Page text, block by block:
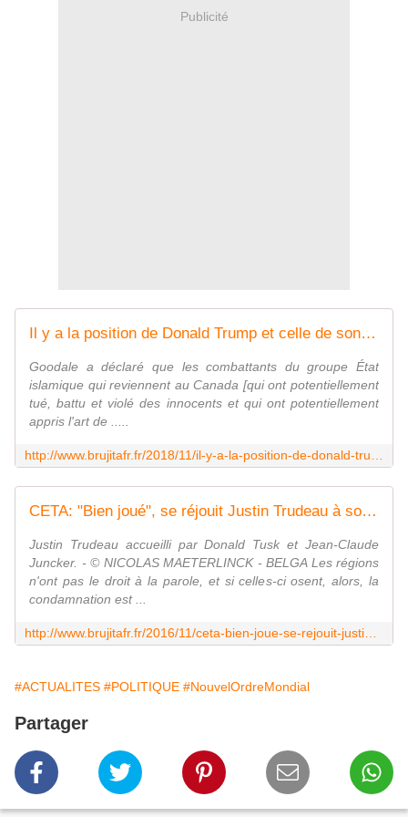
Publicité
Il y a la position de Donald Trump et celle de son voisin immédiat Justin Trudeau: Le Canada vise un taux d'admission de 350.000 immigrants en 2021 - MOINS de BIENS PLUS de LIENS
Goodale a déclaré que les combattants du groupe État
islamique qui reviennent au Canada [qui ont potentiellement
tué, battu et violé des innocents et qui ont potentiellement
appris l'art de .....
CETA: "Bien joué", se réjouit Justin Trudeau à son arrivée au sommet UE-Canada - MOINS de BIENS PLUS de LIENS
Justin Trudeau accueilli par Donald Tusk et Jean-Claude
Juncker. - © NICOLAS MAETERLINCK - BELGA Les régions
n'ont pas le droit à la parole, et si celles-ci osent, alors, la
condamnation est ...
#ACTUALITES #POLITIQUE #NouvelOrdreMondial
Partager